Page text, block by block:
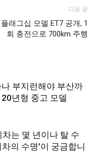
다음 글
플래그십 모델 ET7 공개, 1
회 충전으로 700km 주행
부지런해야 부산까
년형 중고 모델
차는 몇 년이나 탈 수
의 수명’이 궁금합니